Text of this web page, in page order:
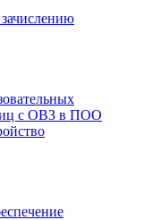
с ОВЗ в ПОО